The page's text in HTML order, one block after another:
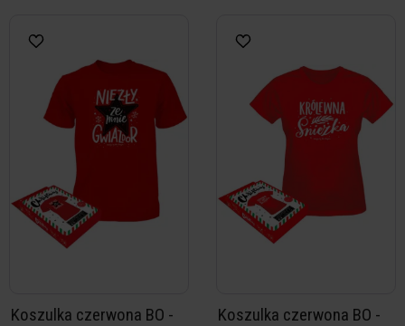
Koszulka czerwona BO -
Koszulka czerwona BO -